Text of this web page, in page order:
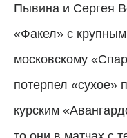
Пывина и Сергея
«Факел» с
московскому
потерпел «сухое»
курским